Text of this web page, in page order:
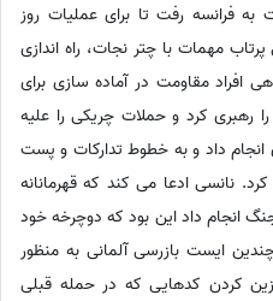
نجات به فرانسه رفت تا برای عملیات روز
مهمات با چتر نجات، راه اندازی
افراد مقاومت در آماده سازی برای
7000 نفری خود را رهبری کرد و حملات چریکی را علیه
آلمانی در منطقه 22000 نفری انجام داد و به خطوط تدارکات و پست
نانسی ادعا می کند که قهرمانانه
انجام داد این بود که دوچرخه خود
چندین ایست بازرسی آلمانی به منظور
کردن کدهایی که در حمله قبلی